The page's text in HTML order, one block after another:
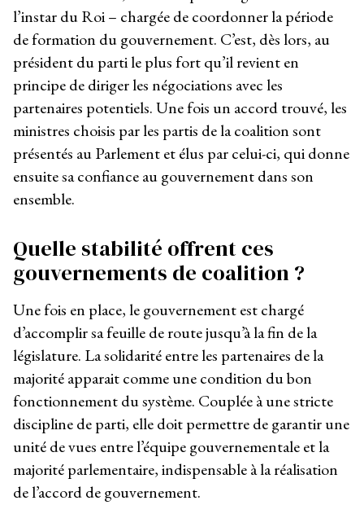
l’instar du Roi – chargée de coordonner la période
de formation du gouvernement. C’est, dès lors, au
président du parti le plus fort qu’il revient en
principe de diriger les négociations avec les
partenaires potentiels. Une fois un accord trouvé, les
ministres choisis par les partis de la coalition sont
présentés au Parlement et élus par celui-ci, qui donne
ensuite sa confiance au gouvernement dans son
ensemble.
Quelle stabilité offrent ces
gouvernements de coalition ?
Une fois en place, le gouvernement est chargé
d’accomplir sa feuille de route jusqu’à la fin de la
législature. La solidarité entre les partenaires de la
majorité apparait comme une condition du bon
fonctionnement du système. Couplée à une stricte
discipline de parti, elle doit permettre de garantir une
unité de vues entre l’équipe gouvernementale et la
majorité parlementaire, indispensable à la réalisation
de l’accord de gouvernement.